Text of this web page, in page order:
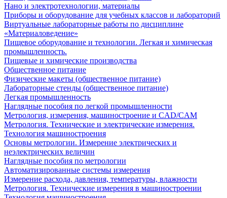
Нано и электротехнологии, материалы
Приборы и оборудование для учебных классов и лабораторий
Виртуальные лабораторные работы по дисциплине
«Материаловедение»
Пищевое оборудование и технологии. Легкая и химическая
промышленность.
Пищевые и химические производства
Общественное питание
Физические макеты (общественное питание)
Лабораторные стенды (общественное питание)
Легкая промышленность
Наглядные пособия по легкой промышленности
Метрология, измерения, машиностроение и CAD/CAM
Метрология. Технические и электрические измерения.
Технология машиностроения
Основы метрологии. Измерение электрических и
неэлектрических величин
Наглядные пособия по метрологии
Автоматизированные системы измерения
Измерение расхода, давления, температуры, влажности
Метрология. Технические измерения в машиностроении